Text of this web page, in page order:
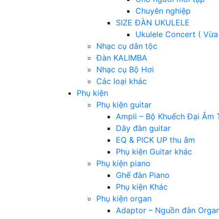
Chuyên nghiệp
SIZE ĐÀN UKULELE
Ukulele Concert ( Vừa
Nhạc cụ dân tộc
Đàn KALIMBA
Nhạc cụ Bộ Hơi
Các loại khác
Phụ kiện
Phụ kiện guitar
Ampli – Bộ Khuếch Đại Âm
Dây đàn guitar
EQ & PICK UP thu âm
Phụ kiện Guitar khác
Phụ kiện piano
Ghế đàn Piano
Phụ kiện Khác
Phụ kiện organ
Adaptor – Nguồn đàn